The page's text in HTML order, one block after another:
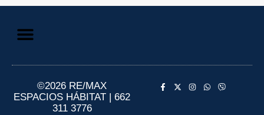
©2026 RE/MAX
ESPACIOS HÁBITAT | 662
311 3776